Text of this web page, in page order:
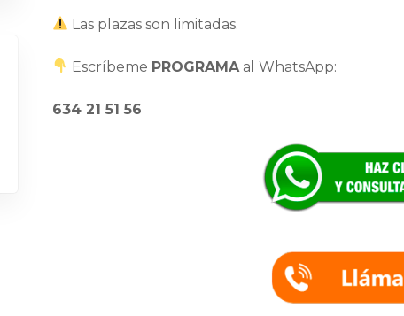
Las plazas son limitadas.
Escríbeme PROGRAMAal WhatsApp:
634 21 51 56